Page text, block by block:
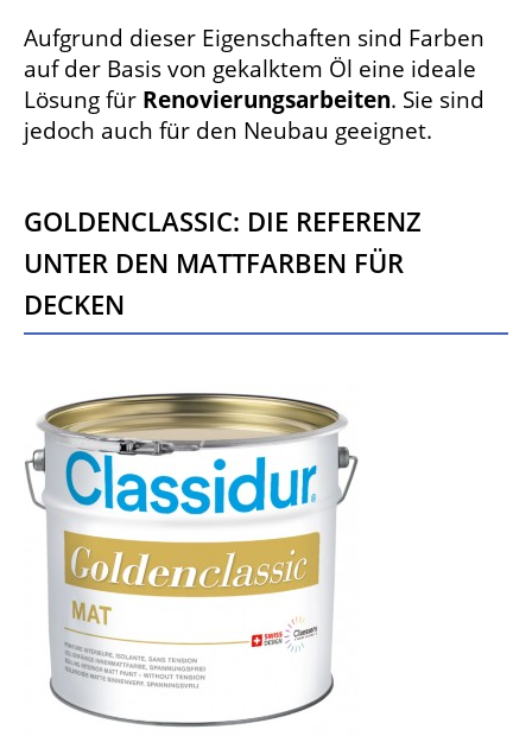
Aufgrund dieser Eigenschaften sind Farben
auf der Basis von gekalktem Öl eine ideale
Lösung für Renovierungsarbeiten. Sie sind
jedoch auch für den Neubau geeignet.
Goldenclassic: die Referenz
unter den Mattfarben für
Decken